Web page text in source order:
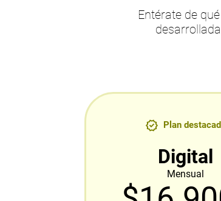
Entérate de
Plan
Digital
Mensual